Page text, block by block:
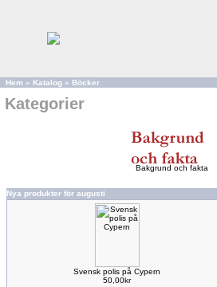
Hem » Katalog » Böcker
Kategorier
Bakgrund och fakta
Nya produkter för augusti
Svensk polis på Cypern
50,00kr